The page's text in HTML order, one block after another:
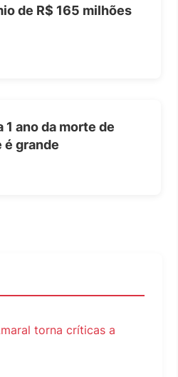
de R$ 165 milhões
1 ano da morte de
é grande
torna críticas a